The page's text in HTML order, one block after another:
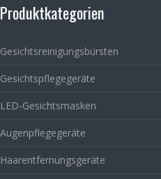
Produktkategorien
Gesichtsreinigungsbürsten
Gesichtspflegegeräte
LED-Gesichtsmasken
Augenpflegegeräte
Haarentfernungsgeräte